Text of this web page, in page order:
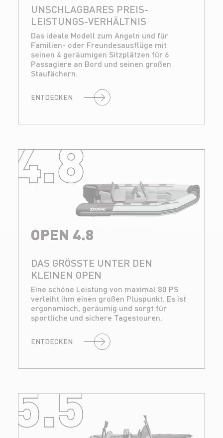
UNSCHLAGBARES PREIS-
LEISTUNGS-VERHÄLTNIS
Das ideale Modell zum Angeln und für
Familien- oder Freundesausflüge mit
seinen 4 geräumigen Sitzplätzen für 6
Passagiere an Bord und seinen großen
Staufächern.
ENTDECKEN
4.8
OPEN 4.8
DAS GRÖSSTE UNTER DEN K
LEINEN OPEN
Eine schöne Leistung von maximal 80 PS
verleiht ihm einen großen Pluspunkt. Es ist
ergonomisch, geräumig und sorgt für
sportliche und sichere Tagestouren.
ENTDECKEN
5.5